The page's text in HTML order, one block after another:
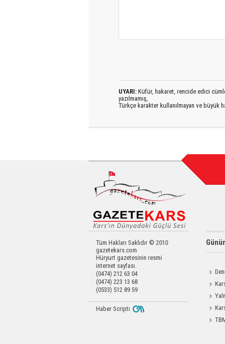
UYARI: Küfür, hakaret, rencide edici
yazılmamış,
Türkçe karakter kullanılmayan ve büyük
Tüm Hakları Saklıdır © 2010
gazetekars.com
Hüryurt gazetesinin resmi
internet sayfası.
(0474) 212 63 04
(0474) 223 13 68
(0533) 512 89 59
Okula
Yatırıldı
Haber Scripti